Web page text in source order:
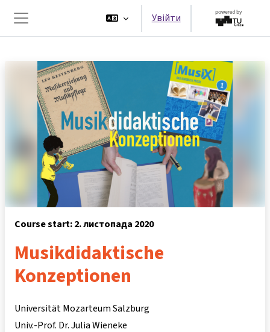
Бокова панель
Увійти
Course start: 2. листопада 2020
Musikdidaktische
Konzeptionen
Universität Mozarteum Salzburg
Univ.-Prof. Dr. Julia Wieneke